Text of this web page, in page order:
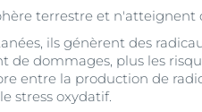
terrestre et n'atteignent
ils génèrent des
dommages, plus les
entre la production de
stress oxydatif.